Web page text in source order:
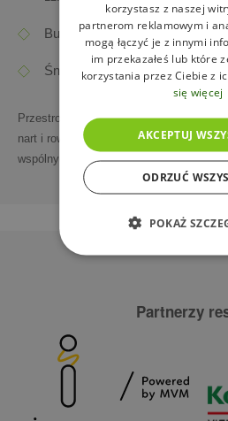
Butelkaprosecco
Śniadanie w restauracji
Przestronne lobby bezpośrednio w
nart i rowerów oraz bezpłatne Wi-Fi w
wspólnych.
Partnerzy
korzystasz z naszej
partnerom reklamowym i
mogą łączyć je z innymi
im przekazałeś lub które
korzystania przez Ciebie z
się więcej
AKCEPTUJ
ODRZUĆ
POKAŻ